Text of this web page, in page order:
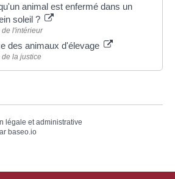
animal est enfermé dans un
soleil ?
l'intérieur
des animaux d'élevage
la justice
légale et administrative
baseo.io